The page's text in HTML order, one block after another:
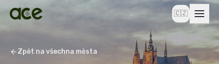
🇨🇿
Zpět na všechna města